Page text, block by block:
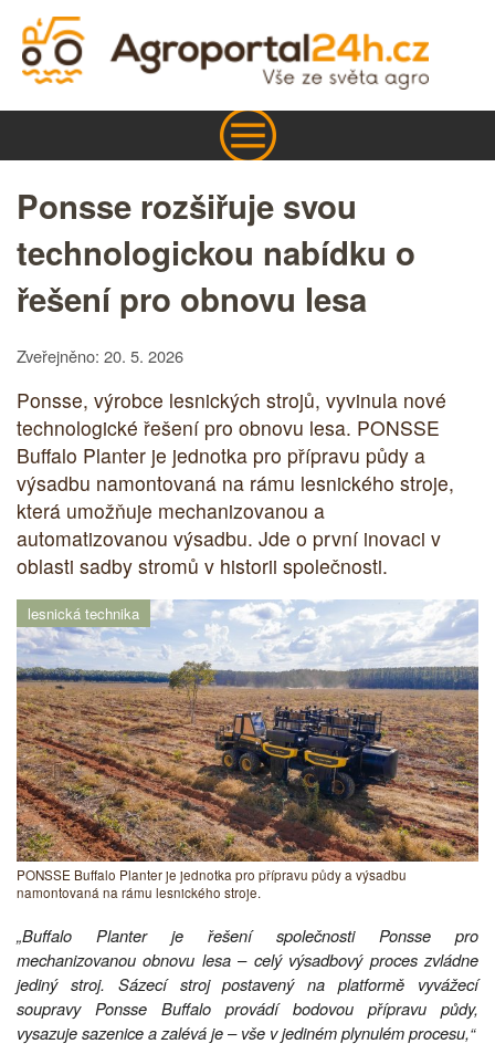
Ponsse rozšiřuje svou
technologickou nabídku o
řešení pro obnovu lesa
Zveřejněno: 20. 5. 2026
Ponsse, výrobce lesnických strojů, vyvinula nové
technologické řešení pro obnovu lesa. PONSSE
Buffalo Planter je jednotka pro přípravu půdy a
výsadbu namontovaná na rámu lesnického stroje,
která umožňuje mechanizovanou a
automatizovanou výsadbu. Jde o první inovaci v
oblasti sadby stromů v historii společnosti.
lesnická technika
PONSSE Buffalo Planter je jednotka pro přípravu půdy a výsadbu
namontovaná na rámu lesnického stroje.
„Buffalo Planter je řešení společnosti Ponsse pro
mechanizovanou obnovu lesa – celý výsadbový proces zvládne
jediný stroj. Sázecí stroj postavený na platformě vyvážecí
soupravy Ponsse Buffalo provádí bodovou přípravu půdy,
vysazuje sazenice a zalévá je – vše v jediném plynulém procesu,“